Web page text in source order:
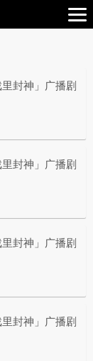
封神」广播剧
封神」广播剧
封神」广播剧
封神」广播剧